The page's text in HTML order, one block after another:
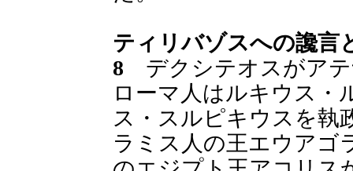
ティリバゾスへの讒言
8 デクシテオスがア
ローマ人はルキウス・
ス・スルピキウスを執
ラミス人の王エウアゴ